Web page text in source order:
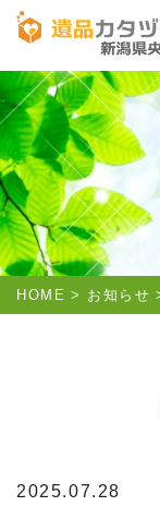
HOME お知らせ
2025.07.28